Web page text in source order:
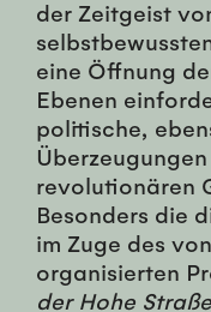
der Zeitgeist
eine Öffnung
Ebenen
politische,
revolutionären
Besonders die
im Zuge des
organisierten
der Hohe Straße